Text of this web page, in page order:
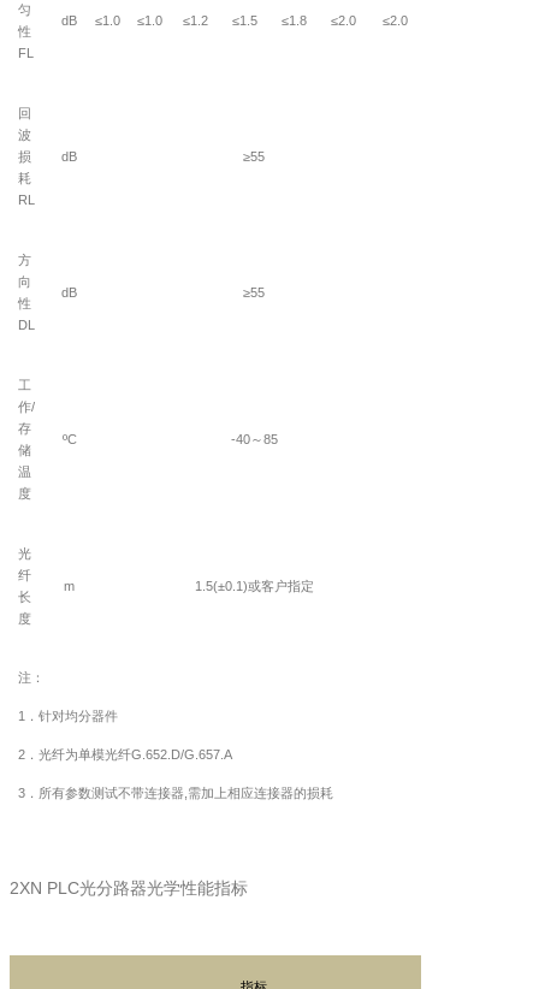
匀
性
FL
dB ≤1.0 ≤1.0 ≤1.2 ≤1.5 ≤1.8 ≤2.0 ≤2.0
回
波
损
耗
RL
dB ≥55
方
向
性
DL
dB ≥55
工
作/
存
储
温
度
ºC -40～85
光
纤
长
度
m 1.5(±0.1)或客户指定
注：
1 ．针对均分器件
2 ．光纤为单模光纤G.652.D/G.657.A
3 ．所有参数测试不带连接器 需加上相应连接器的损耗
2XN PLC光分路器光学性能指标